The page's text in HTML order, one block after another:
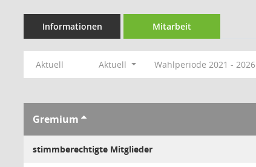
Informationen Mitarbeit
Aktuell Aktuell Wahlperiode 2021 - 2026
Gremium
stimmberechtigte Mitglieder